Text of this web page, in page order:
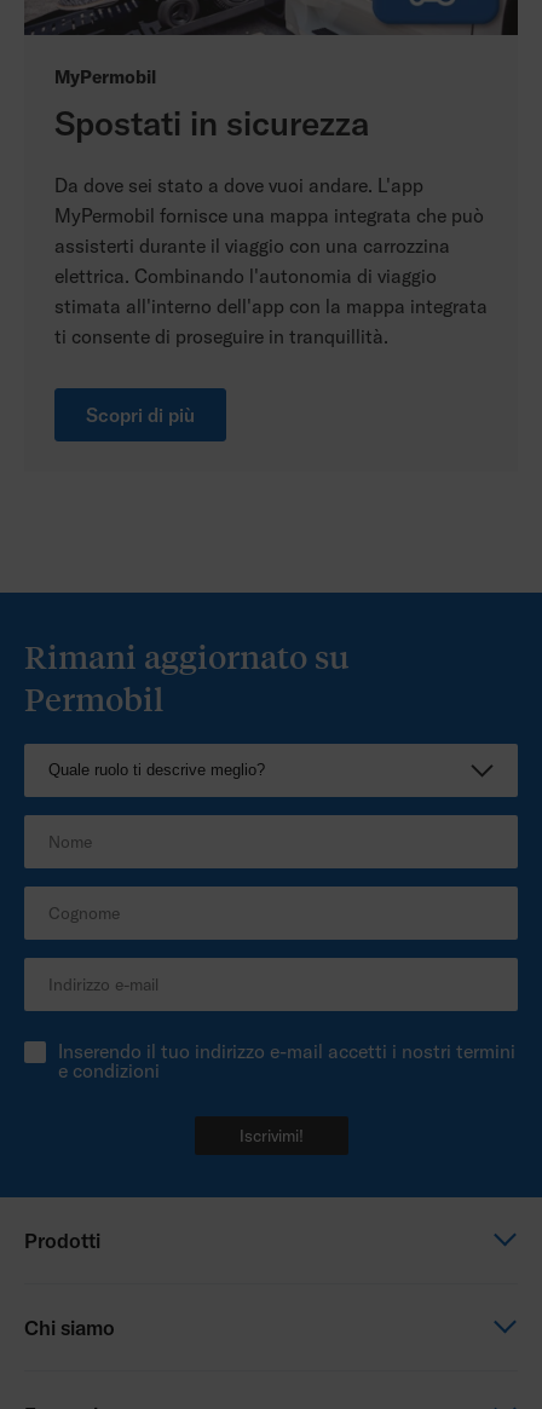
MyPermobil
Spostati in sicurezza
Da dove sei stato a dove vuoi andare. L'app
MyPermobil fornisce una mappa integrata che può
assisterti durante il viaggio con una carrozzina
elettrica. Combinando l'autonomia di viaggio
stimata all'interno dell'app con la mappa integrata
ti consente di proseguire in tranquillità.
Scopri di più
Rimani aggiornato su
Permobil
Inserendo il tuo indirizzo e-mail accetti i nostri termini
e condizioni
Iscrivimi!
Prodotti
Chi siamo